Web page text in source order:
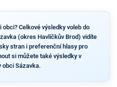
Celkové výsledky voleb do
(okres Havlíčkův Brod) vidíte
stran i preferenční hlasy pro
si můžete také výsledky v
obci Sázavka.